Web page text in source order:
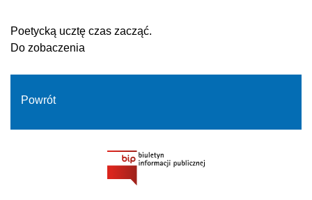
Poetycką ucztę czas zacząć.
Do zobaczenia
Powrót